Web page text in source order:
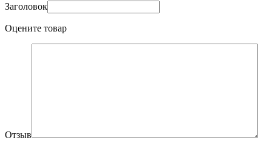
Заголовок
Оцените товар
Отзыв